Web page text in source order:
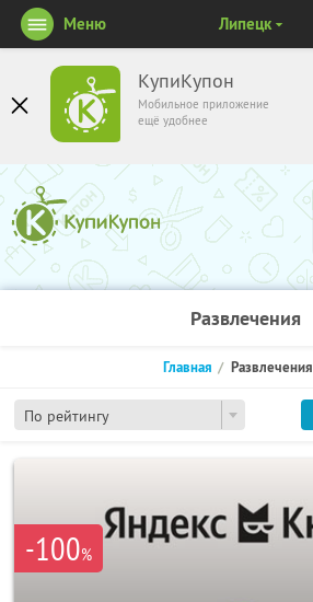
КупиКупон
Мобильное приложение
ещё удобнее
Меню Липецк
Развлечения
По рейтингу
Главная Развлечения
-100%